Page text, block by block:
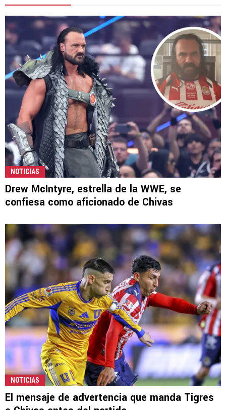
NOTICIAS
Drew McIntyre, estrella de la WWE, se
confiesa como aficionado de Chivas
NOTICIAS
El mensaje de advertencia que manda Tigres